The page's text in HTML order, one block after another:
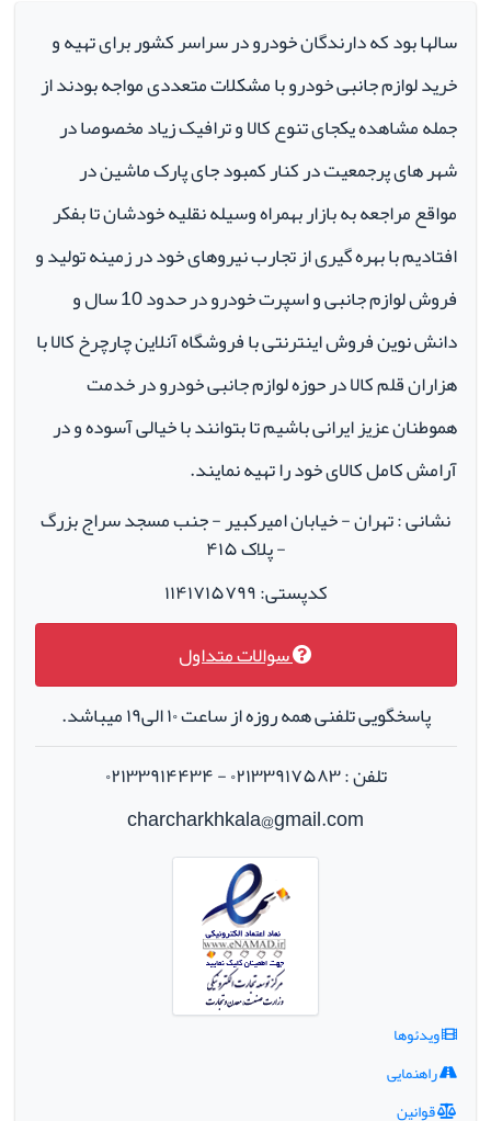
سالها بود که دارندگان خودرو در سراسر کشور برای تهیه و
خرید لوازم جانبی خودرو با مشکلات متعددی مواجه بودند از
جمله مشاهده یکجای تنوع کالا و ترافیک زیاد مخصوصا در
شهر های پرجمعیت در کنار کمبود جای پارک ماشین در
مواقع مراجعه به بازار بهمراه وسیله نقلیه خودشان تا بفکر
افتادیم با بهره گیری از تجارب نیروهای خود در زمینه تولید و
فروش لوازم جانبی و اسپرت خودرو در حدود 10 سال و
دانش نوین فروش اینترنتی با فروشگاه آنلاین چارچرخ کالا با
هزاران قلم کالا در حوزه لوازم جانبی خودرو در خدمت
هموطنان عزیز ایرانی باشیم تا بتوانند با خیالی آسوده و در
آرامش کامل کالای خود را تهیه نمایند.
نشانی : تهران - خیابان امیرکبیر - جنب مسجد سراج بزرگ
- پلاک ۴۱۵
کدپستی: ۱۱۴۱۷۱۵۷۹۹
سوالات متداول
پاسخگویی تلفنی همه روزه از ساعت ۱۰ الی۱۹ میباشد.
تلفن : ۰۲۱۳۳۹۱۷۵۸۳ - ۰۲۱۳۳۹۱۴۴۳۴
charcharkhkala@gmail.com
ویدئوها
راهنمایی
قوانین